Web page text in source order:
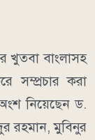
খুতবা বাংলাসহ
সম্প্রচার করা
নিয়েছেন ড.
রহমান, মুবিনুর